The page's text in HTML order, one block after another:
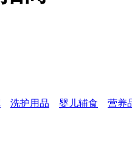
洗护用品 婴儿辅食 营养